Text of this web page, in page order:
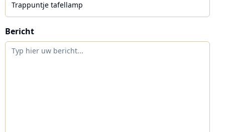
Bericht